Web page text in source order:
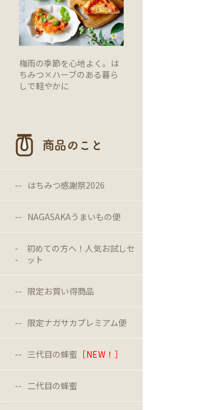
梅雨の季節を心地よく。は
ちみつ×ハーブのある暮ら
しで軽やかに
商品のこと
はちみつ感謝祭2026
NAGASAKAうまいもの便
初めての方へ！人気お試しセ
ット
限定お買い得商品
限定ナガサカプレミアム便
三代目の蜂蜜 ［NEW！］
二代目の蜂蜜